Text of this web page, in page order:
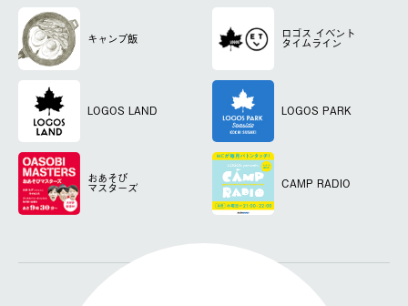
キャンプ飯 ロゴス イベント
タイムライン
LOGOS LAND LOGOS PARK
おあそび
マスターズ CAMP RADIO